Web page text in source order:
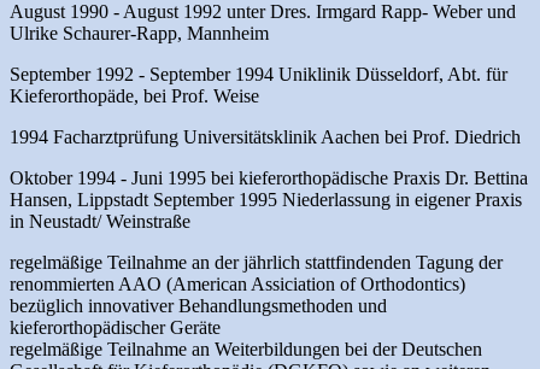
August 1990 - August 1992 unter Dres. Irmgard Rapp- Weber und
Ulrike Schaurer-Rapp, Mannheim
September 1992 - September 1994 Uniklinik Düsseldorf, Abt. für
Kieferorthopäde, bei Prof. Weise
1994 Facharztprüfung Universitätsklinik Aachen bei Prof. Diedrich
Oktober 1994 - Juni 1995 bei kieferorthopädische Praxis Dr. Bettina
Hansen, Lippstadt September 1995 Niederlassung in eigener Praxis
in Neustadt/ Weinstraße
regelmäßige Teilnahme an der jährlich stattfindenden Tagung der
renommierten AAO (American Assiciation of Orthodontics)
bezüglich innovativer Behandlungsmethoden und
kieferorthopädischer Geräte
regelmäßige Teilnahme an Weiterbildungen bei der Deutschen